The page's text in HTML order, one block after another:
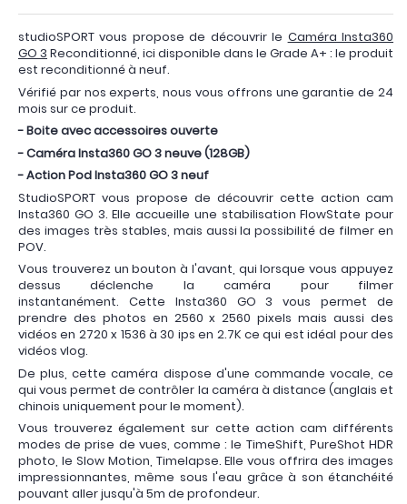
studioSPORT vous propose de découvrir le Caméra Insta360
GO 3 Reconditionné, ici disponible dans le Grade A+ : le produit
est reconditionné à neuf.
Vérifié par nos experts, nous vous offrons une garantie de 24
mois sur ce produit.
- Boite avec accessoires ouverte
- Caméra Insta360 GO 3 neuve (128GB)
- Action Pod Insta360 GO 3 neuf
StudioSPORT vous propose de découvrir cette action cam
Insta360 GO 3. Elle accueille une stabilisation FlowState pour
des images très stables, mais aussi la possibilité de filmer en
POV.
Vous trouverez un bouton à l'avant, qui lorsque vous appuyez
dessus déclenche la caméra pour filmer
instantanément. Cette Insta360 GO 3 vous permet de
prendre des photos en 2560 x 2560 pixels mais aussi des
vidéos en 2720 x 1536 à 30 ips en 2.7K ce qui est idéal pour des
vidéos vlog.
De plus, cette caméra dispose d'une commande vocale, ce
qui vous permet de contrôler la caméra à distance (anglais et
chinois uniquement pour le moment).
Vous trouverez également sur cette action cam différents
modes de prise de vues, comme : le TimeShift, PureShot HDR
photo, le Slow Motion, Timelapse. Elle vous offrira des images
impressionnantes, même sous l'eau grâce à son étanchéité
pouvant aller jusqu'à 5m de profondeur.